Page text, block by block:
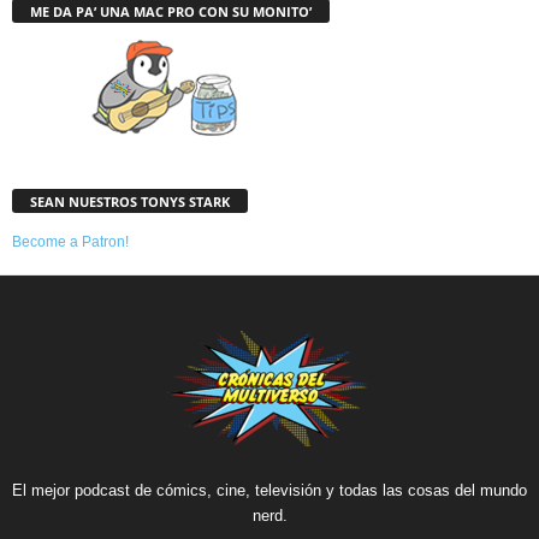
ME DA PA’ UNA MAC PRO CON SU MONITO’
SEAN NUESTROS TONYS STARK
Become a Patron!
El mejor podcast de cómics, cine, televisión y todas las cosas del mundo
nerd.